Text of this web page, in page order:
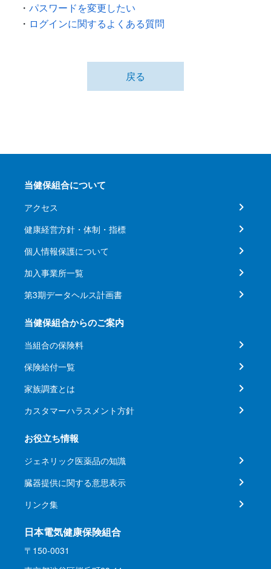
・ パスワードを変更したい
・ ログインに関するよくある質問
戻る
当健保組合について
アクセス
健康経営方針・体制・指標
個人情報保護について
加入事業所一覧
第3期データヘルス計画書
当健保組合からのご案内
当組合の保険料
保険給付一覧
家族調査とは
カスタマーハラスメント方針
お役立ち情報
ジェネリック医薬品の知識
臓器提供に関する意思表示
リンク集
日本電気健康保険組合
〒150-0031